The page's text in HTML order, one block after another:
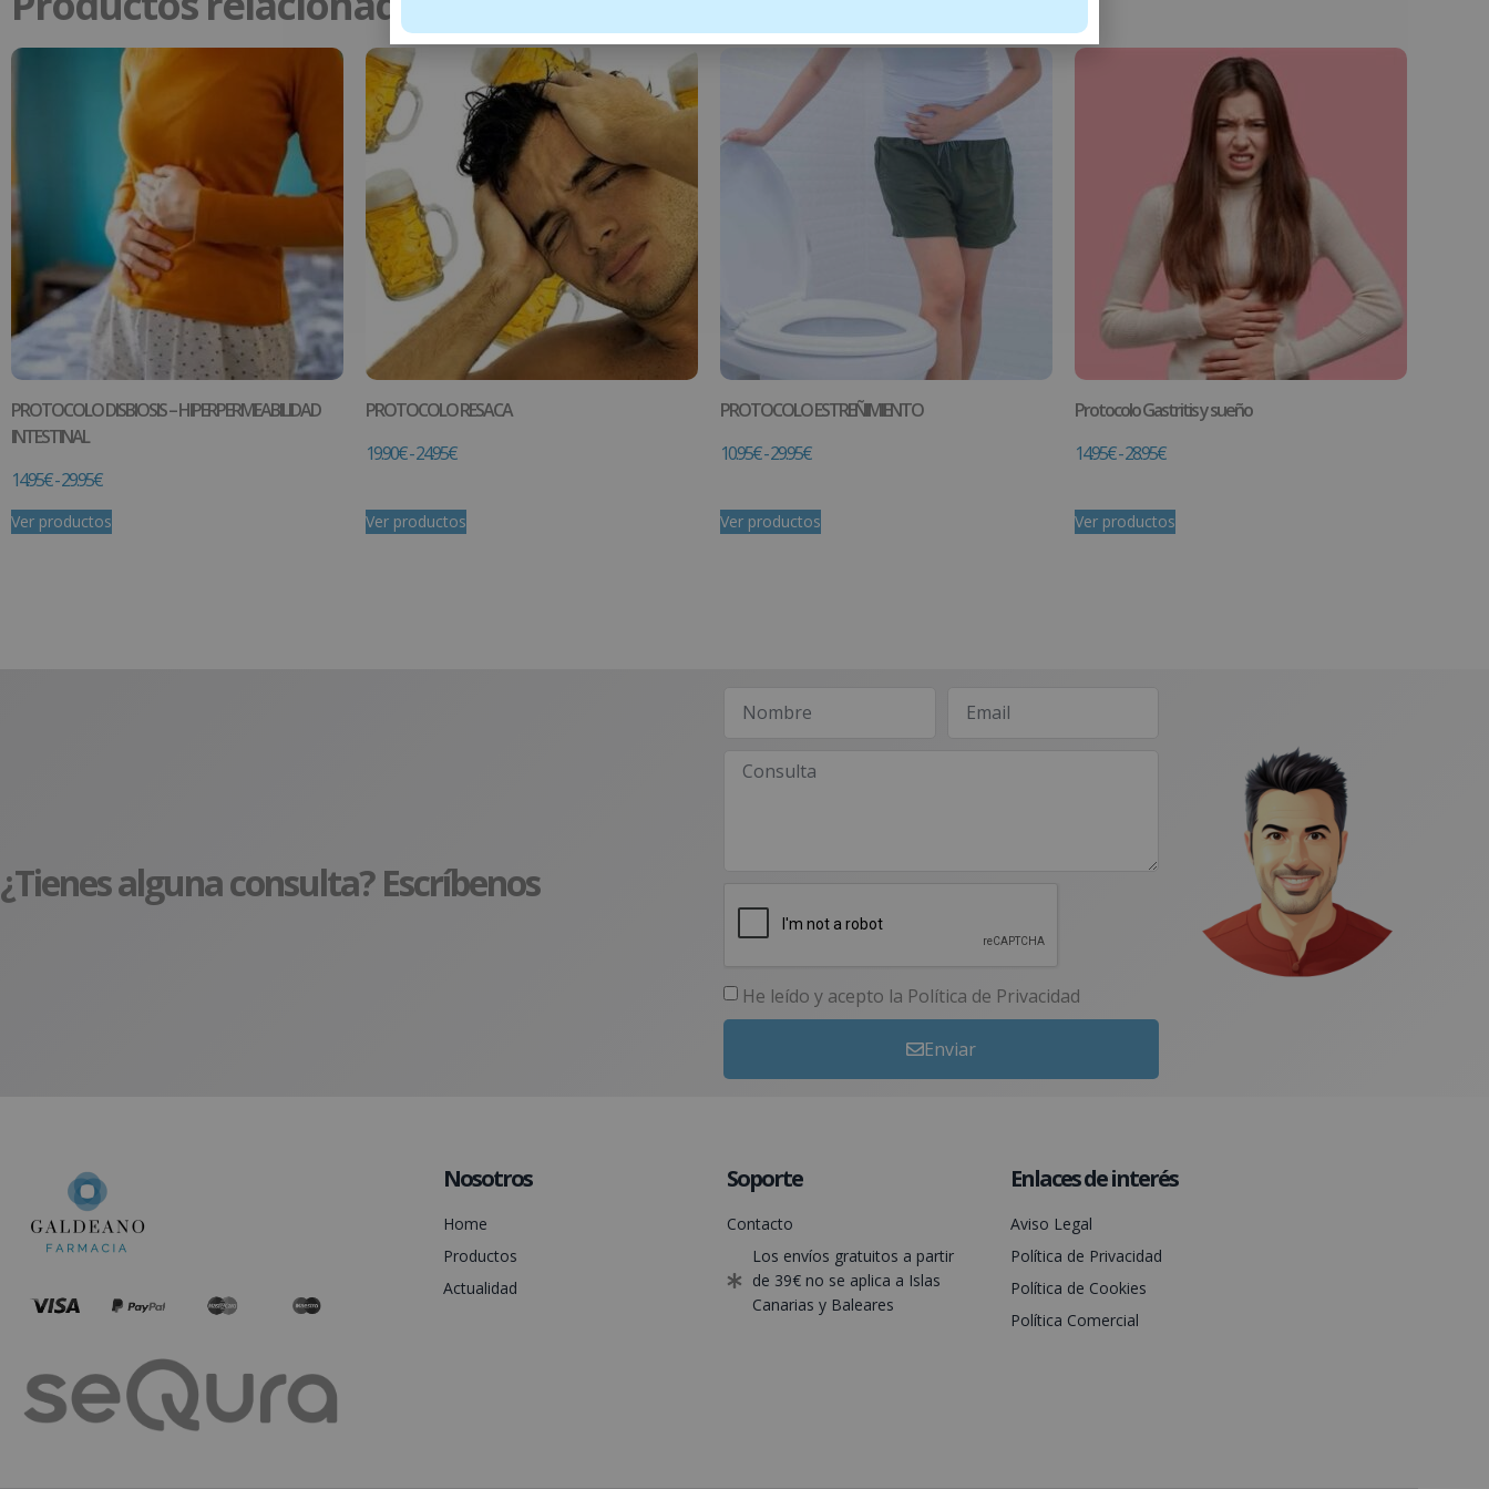
PROTOCOLO DISBIOSIS – HIPERPERMEABILIDAD
INTESTINAL
14.95€-29.95€
Ver productos
PROTOCOLO RESACA
19.90€-24.95€
Ver productos
PROTOCOLO ESTREÑIMIENTO
10.95€-29.95€
Ver productos
Protocolo Gastritis y sueño
14.95€-28.95€
Ver productos
¿Tienes alguna consulta? Escríbenos
He leído y acepto la Política de Privacidad
Enviar
Nosotros
Home
Productos
Actualidad
Soporte
Contacto
Los envíos gratuitos a partir
de 39€ no se aplica a Islas
Canarias y Baleares
Enlaces de interés
Aviso Legal
Política de Privacidad
Política de Cookies
Política Comercial